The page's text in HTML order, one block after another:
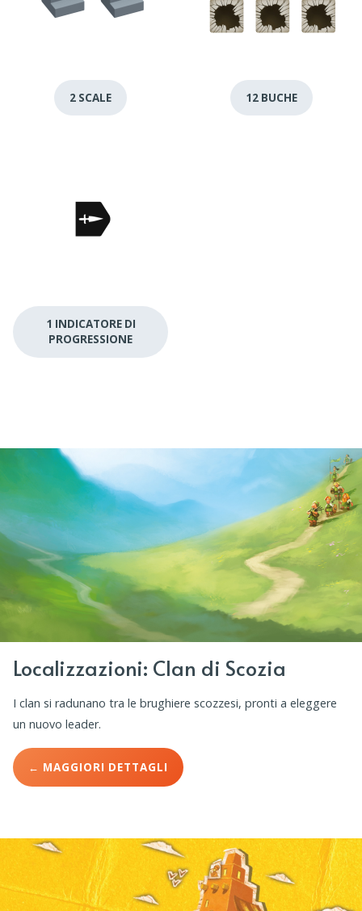
2 SCALE 12 BUCHE
1 INDICATORE DI
PROGRESSIONE
Localizzazioni: Clan di Scozia
I clan si radunano tra le brughiere scozzesi, pronti a eleggere
un nuovo leader.
← MAGGIORI DETTAGLI